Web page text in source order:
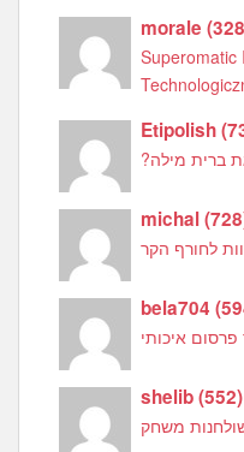
morale(
Superomatic
Etipolish(
ברית מילה?
michal(728
לחורף הקר
bela704(
איכותי
shelib(552)
משחק